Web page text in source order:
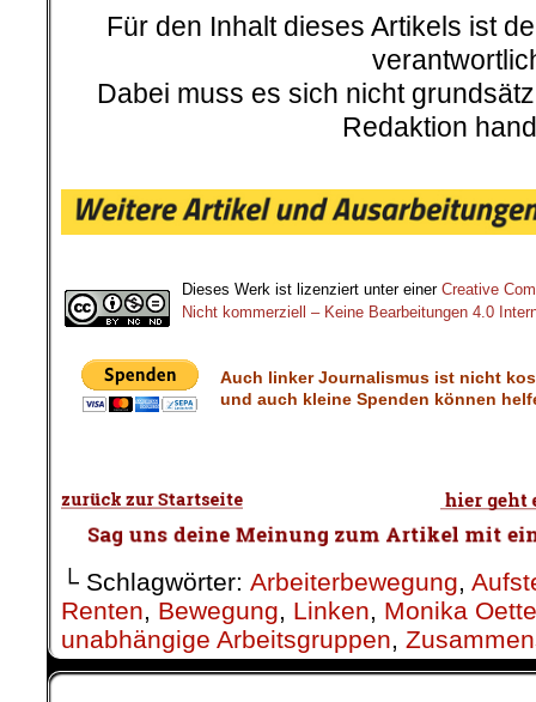
Für den Inhalt dieses Artikels ist
Dabei muss es sich nicht
Redaktion
Dieses Werk ist lizenziert unter einer Creative
Nicht kommerziell – Keine Bearbeitungen 4.0
Auch linker Journalismus ist nicht
und auch kleine Spenden können
└ Schlagwörter: Arbeiterbewegung,
Renten, Bewegung, Linken, Monika Oette
unabhängige Arbeitsgruppen,